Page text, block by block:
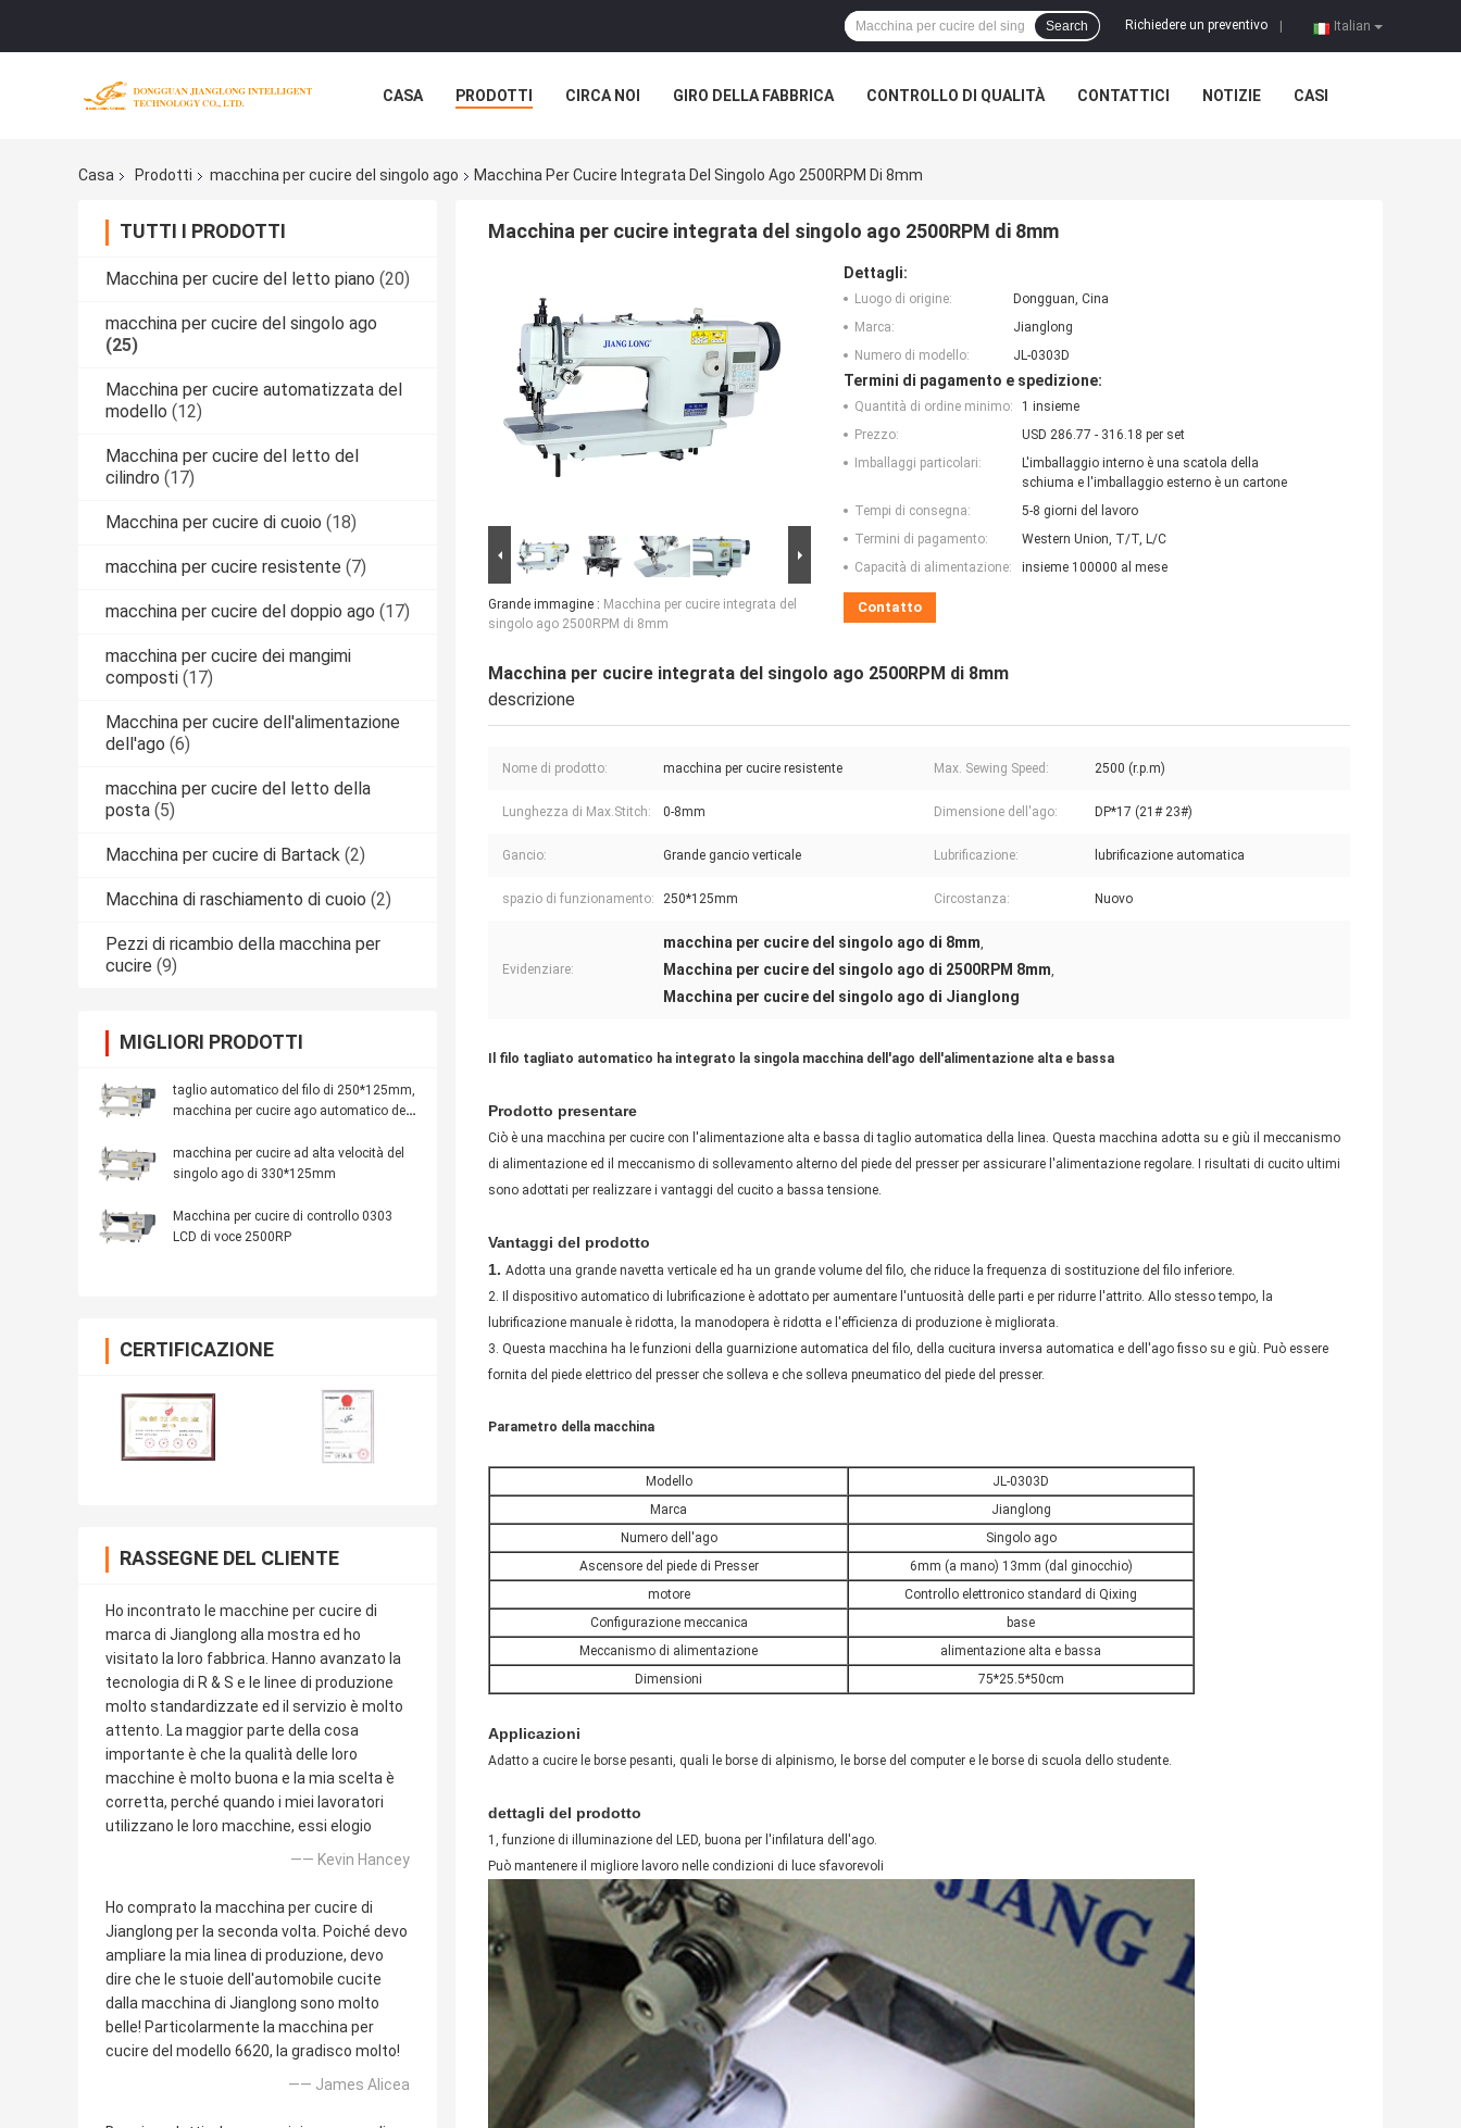
Italian
Richiedere un preventivo
Search
CASA PRODOTTI CIRCA NOI GIRO DELLA FABBRICA CONTROLLO DI QUALITÀ CONTATTICI NOTIZIE CASI
Casa Prodotti macchina per cucire del singolo ago Macchina Per Cucire Integrata Del Singolo Ago 2500RPM Di 8mm
TUTTI I PRODOTTI
Macchina per cucire del letto piano (20)
macchina per cucire del singolo ago
(25)
Macchina per cucire automatizzata del
modello (12)
Macchina per cucire del letto del
cilindro (17)
Macchina per cucire di cuoio (18)
macchina per cucire resistente (7)
macchina per cucire del doppio ago (17)
macchina per cucire dei mangimi
composti (17)
Macchina per cucire dell'alimentazione
dell'ago (6)
macchina per cucire del letto della
posta (5)
Macchina per cucire di Bartack (2)
Macchina di raschiamento di cuoio (2)
Pezzi di ricambio della macchina per
cucire (9)
MIGLIORI PRODOTTI
taglio automatico del filo di 250*125mm,
macchina per cucire ago automatico del
macchina per cucire ad alta velocità del
singolo ago di 330*125mm
Macchina per cucire di controllo 0303
LCD di voce 2500RP
CERTIFICAZIONE
RASSEGNE DEL CLIENTE
Ho incontrato le macchine per cucire di
marca di Jianglong alla mostra ed ho
visitato la loro fabbrica. Hanno avanzato la
tecnologia di R & S e le linee di produzione
molto standardizzate ed il servizio è molto
attento. La maggior parte della cosa
importante è che la qualità delle loro
macchine è molto buona e la mia scelta è
corretta, perché quando i miei lavoratori
utilizzano le loro macchine, essi elogio
—— Kevin Hancey
Ho comprato la macchina per cucire di
Jianglong per la seconda volta. Poiché devo
ampliare la mia linea di produzione, devo
dire che le stuoie dell'automobile cucite
dalla macchina di Jianglong sono molto
belle! Particolarmente la macchina per
cucire del modello 6620, la gradisco molto!
—— James Alicea
Macchina per cucire integrata del singolo ago 2500RPM di 8mm
Grande immagine : Macchina per cucire integrata del
singolo ago 2500RPM di 8mm
Dettagli:
Luogo di origine:
Dongguan, Cina
Marca:
Jianglong
Numero di modello:
JL-0303D
Termini di pagamento e spedizione:
Quantità di ordine minimo:
1 insieme
Prezzo:
USD 286.77 - 316.18 per set
Imballaggi particolari:
L'imballaggio interno è una scatola della
schiuma e l'imballaggio esterno è un cartone
Tempi di consegna:
5-8 giorni del lavoro
Termini di pagamento:
Western Union, T/T, L/C
Capacità di alimentazione:
insieme 100000 al mese
Contatto
Macchina per cucire integrata del singolo ago 2500RPM di 8mm
descrizione
Nome di prodotto: macchina per cucire resistente Max. Sewing Speed: 2500 (r.p.m)
Lunghezza di Max.Stitch: 0-8mm Dimensione dell'ago: DP*17 (21# 23#)
Gancio: Grande gancio verticale Lubrificazione: lubrificazione automatica
spazio di funzionamento: 250*125mm Circostanza: Nuovo
Evidenziare:
macchina per cucire del singolo ago di 8mm,
Macchina per cucire del singolo ago di 2500RPM 8mm,
Macchina per cucire del singolo ago di Jianglong
Il filo tagliato automatico ha integrato la singola macchina dell'ago dell'alimentazione alta e bassa
Prodotto presentare
Ciò è una macchina per cucire con l'alimentazione alta e bassa di taglio automatica della linea. Questa macchina adotta su e giù il meccanismo
di alimentazione ed il meccanismo di sollevamento alterno del piede del presser per assicurare l'alimentazione regolare. I risultati di cucito ultimi
sono adottati per realizzare i vantaggi del cucito a bassa tensione.
Vantaggi del prodotto
1. Adotta una grande navetta verticale ed ha un grande volume del filo, che riduce la frequenza di sostituzione del filo inferiore.
2. Il dispositivo automatico di lubrificazione è adottato per aumentare l'untuosità delle parti e per ridurre l'attrito. Allo stesso tempo, la
lubrificazione manuale è ridotta, la manodopera è ridotta e l'efficienza di produzione è migliorata.
3. Questa macchina ha le funzioni della guarnizione automatica del filo, della cucitura inversa automatica e dell'ago fisso su e giù. Può essere
fornita del piede elettrico del presser che solleva e che solleva pneumatico del piede del presser.
Parametro della macchina
Modello
JL-0303D
Marca
Jianglong
Numero dell'ago
Singolo ago
Ascensore del piede di Presser
6mm (a mano) 13mm (dal ginocchio)
motore
Controllo elettronico standard di Qixing
Configurazione meccanica
base
Meccanismo di alimentazione
alimentazione alta e bassa
Dimensioni
75*25.5*50cm
Applicazioni
Adatto a cucire le borse pesanti, quali le borse di alpinismo, le borse del computer e le borse di scuola dello studente.
dettagli del prodotto
1, funzione di illuminazione del LED, buona per l'infilatura dell'ago.
Può mantenere il migliore lavoro nelle condizioni di luce sfavorevoli